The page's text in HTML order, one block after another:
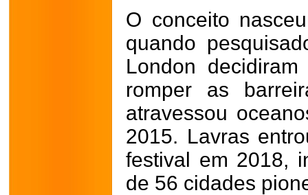
O conceito
quando
London
romper as
atravessou
2015. Lavras
festival em 2018,
de 56 cidades